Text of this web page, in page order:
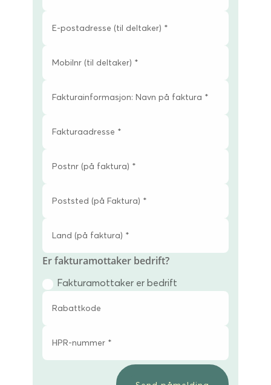
Er fakturamottaker bedrift?
Fakturamottaker er bedrift